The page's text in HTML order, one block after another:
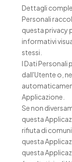
Dettagli
Personali
questa privacy
informativi
stessi.
I Dati
dall'Utente o,
Applicazione.
Se non
questa
rifiuta di
questa
questa